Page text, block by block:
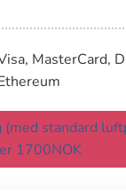
MasterCard,
(med standard
1700NOK